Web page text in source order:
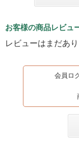
お客様の商品レビュ
レビューはまだあ
会員ロ